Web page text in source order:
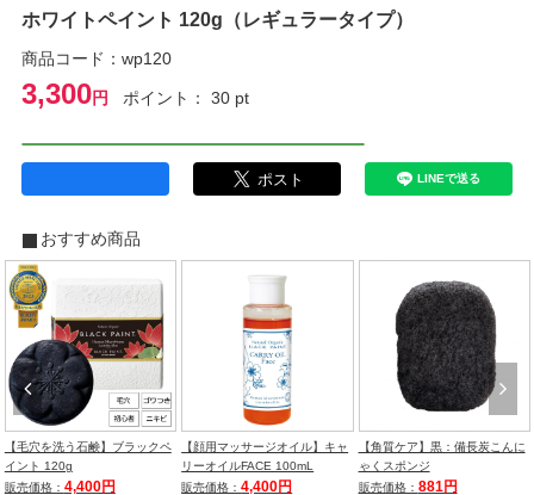
ホワイトペイント 120g（レギュラータイプ）
商品コード：wp120
3,300円 ポイント： 30 pt
おすすめ商品
【毛穴を洗う石鹸】ブラックペ
イント 120g
販売価格： 4,400円
【顔用マッサージオイル】キャ
リーオイルFACE 100mL
販売価格：4,400円
【角質ケア】黒：備長炭こんに
ゃくスポンジ
販売価格： 881円